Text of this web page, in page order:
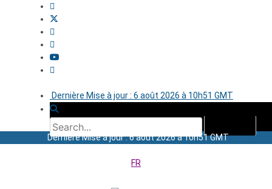
Dernière Mise à jour : 6 août 2026 à 10h51 GMT
Dernière Mise à jour : 6 août 2026 à 10h51 GMT
FR